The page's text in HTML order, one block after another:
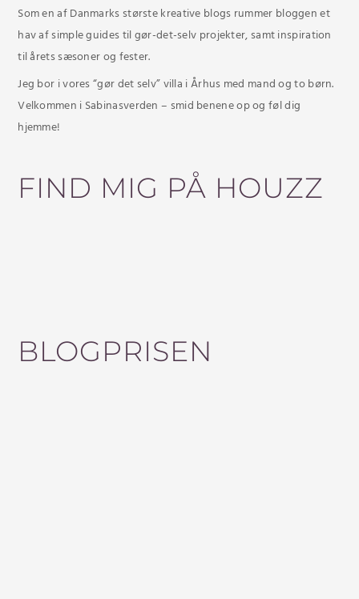
Som en af Danmarks største kreative blogs rummer bloggen et
hav af simple guides til gør-det-selv projekter, samt inspiration
til årets sæsoner og fester.
Jeg bor i vores “gør det selv” villa i Århus med mand og to børn.
Velkommen i Sabinasverden – smid benene op og føl dig
hjemme!
FIND MIG PÅ HOUZZ
BLOGPRISEN